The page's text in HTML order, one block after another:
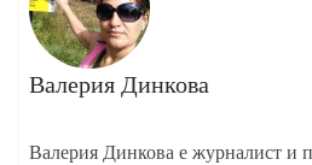
Валерия Динкова
Валерия Динкова е журналист и